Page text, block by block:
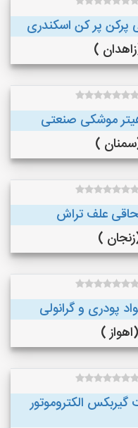
پرکن پر کن اسکندری
موشکی صنعتی
علف تراش
پودری و گرانولی
الکتروموتور